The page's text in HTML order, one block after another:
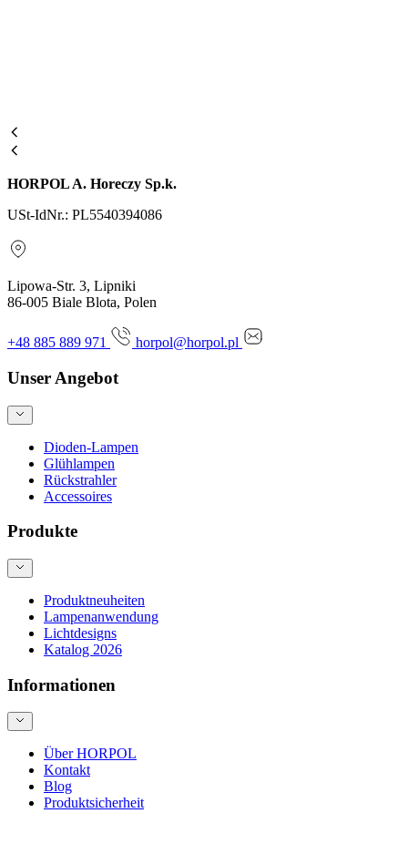
HORPOL A. Horeczy Sp.k.
USt-IdNr.: PL5540394086
Lipowa-Str. 3, Lipniki
86-005 Biale Blota, Polen
+48 885 889 971 horpol@horpol.pl
Unser Angebot
Dioden-Lampen
Glühlampen
Rückstrahler
Accessoires
Produkte
Produktneuheiten
Lampenanwendung
Lichtdesigns
Katalog 2026
Informationen
Über HORPOL
Kontakt
Blog
Produktsicherheit